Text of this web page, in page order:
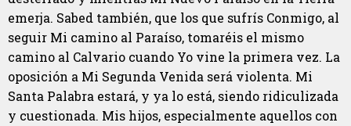
emerja. Sabed también, que los que sufrís Conmigo, al
seguir Mi camino al Paraíso, tomaréis el mismo
camino al Calvario cuando Yo vine la primera vez. La
oposición a Mi Segunda Venida será violenta. Mi
Santa Palabra estará, y ya lo está, siendo ridiculizada
y cuestionada. Mis hijos, especialmente aquellos con